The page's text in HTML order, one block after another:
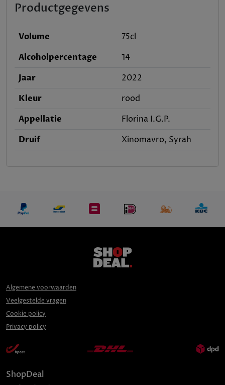
Productgegevens
Volume
75cl
Alcoholpercentage
14
Jaar
2022
Kleur
rood
Appellatie
Florina I.G.P.
Druif
Xinomavro, Syrah
ShopDeal
Algemene voorwaarden
Veelgestelde vragen
Cookie policy
Privacy policy